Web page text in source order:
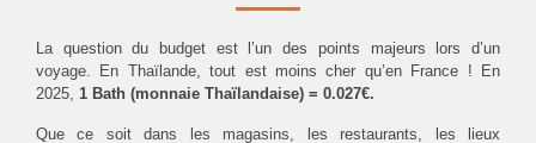
La question du budget est l’un des points majeurs lors d’un
voyage. En Thaïlande, tout est moins cher qu’en France ! En
2025, 1 Bath (monnaie Thaïlandaise) = 0.027€.
Que ce soit dans les magasins, les restaurants, les lieux